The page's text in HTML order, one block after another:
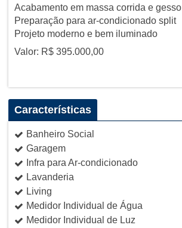
Acabamento em massa corrida e gesso
Preparação para ar-condicionado split
Projeto moderno e bem iluminado
Valor: R$ 395.000,00
Características
Banheiro Social
Garagem
Infra para Ar-condicionado
Lavanderia
Living
Medidor Individual de Água
Medidor Individual de Luz